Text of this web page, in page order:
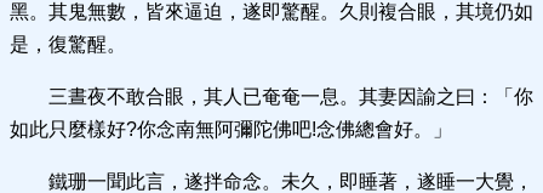
黑。其鬼無數，皆來逼迫，遂即驚醒。久則複合眼，其境仍如
是，復驚醒。
三晝夜不敢合眼，其人已奄奄一息。其妻因諭之曰：「你
如此只麼樣好?你念南無阿彌陀佛吧!念佛總會好。」
鐵珊一聞此言，遂拌命念。未久，即睡著，遂睡一大覺，